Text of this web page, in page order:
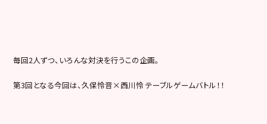
毎回2人ずつ、いろんな対決を行うこの企画。
第3回となる今回は、久保怜音×西川怜 テーブルゲームバトル！！